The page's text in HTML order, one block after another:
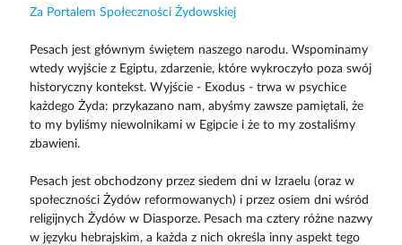
Za Portalem Społeczności Żydowskiej
Pesach jest głównym świętem naszego narodu. Wspominamy
wtedy wyjście z Egiptu, zdarzenie, które wykroczyło poza swój
historyczny kontekst. Wyjście - Exodus - trwa w psychice
każdego Żyda: przykazano nam, abyśmy zawsze pamiętali, że
to my byliśmy niewolnikami w Egipcie i że to my zostaliśmy
zbawieni.
Pesach jest obchodzony przez siedem dni w Izraelu (oraz w
społeczności Żydów reformowanych) i przez osiem dni wśród
religijnych Żydów w Diasporze. Pesach ma cztery różne nazwy
w języku hebrajskim, a każda z nich określa inny aspekt tego